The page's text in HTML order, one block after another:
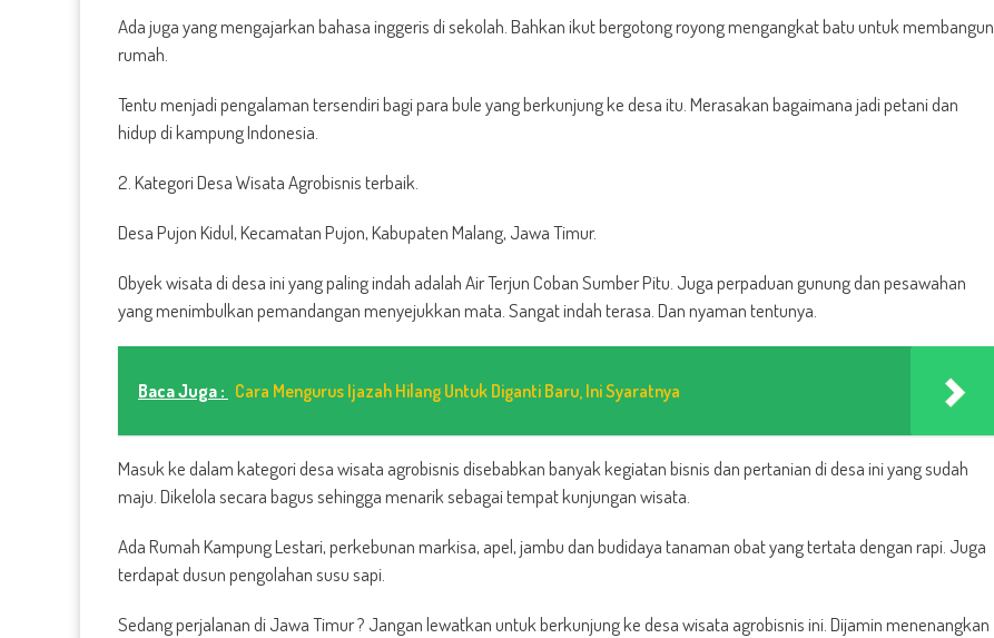
Ada juga yang mengajarkan bahasa inggeris di sekolah. Bahkan ikut bergotong royong mengangkat batu untuk membangun
rumah.
Tentu menjadi pengalaman tersendiri bagi para bule yang berkunjung ke desa itu. Merasakan bagaimana jadi petani dan
hidup di kampung Indonesia.
2. Kategori Desa Wisata Agrobisnis terbaik.
Desa Pujon Kidul, Kecamatan Pujon, Kabupaten Malang, Jawa Timur.
Obyek wisata di desa ini yang paling indah adalah Air Terjun Coban Sumber Pitu. Juga perpaduan gunung dan pesawahan
yang menimbulkan pemandangan menyejukkan mata. Sangat indah terasa. Dan nyaman tentunya.
Baca Juga : Cara Mengurus Ijazah Hilang Untuk Diganti Baru, Ini Syaratnya
Masuk ke dalam kategori desa wisata agrobisnis disebabkan banyak kegiatan bisnis dan pertanian di desa ini yang sudah
maju. Dikelola secara bagus sehingga menarik sebagai tempat kunjungan wisata.
Ada Rumah Kampung Lestari, perkebunan markisa, apel, jambu dan budidaya tanaman obat yang tertata dengan rapi. Juga
terdapat dusun pengolahan susu sapi.
Sedang perjalanan di Jawa Timur ? Jangan lewatkan untuk berkunjung ke desa wisata agrobisnis ini. Dijamin menenangkan